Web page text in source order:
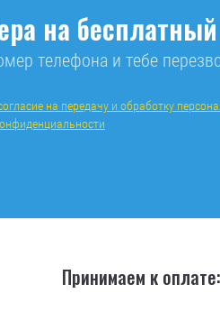
на
телефона и тебе
на передачу и обработку
Принимаем к оплате: